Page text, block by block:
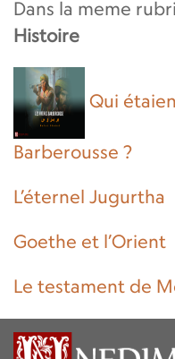
Dans la meme
Histoire
Qui
Barberousse ?
L’éternel Jugurtha
Goethe et l’Orient
Le testament de